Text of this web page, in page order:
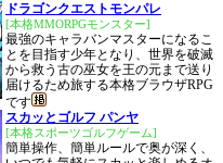
ドラゴンクエストモンパレ
[本格MMORPGモンスター]
最強のキャラバンマスターになるこ
とを目指す少年となり、世界を破滅
から救う古の巫女を王の元まで送り
届けるため旅する本格ブラウザRPG
です
スカッとゴルフ パンヤ
[本格スポーツゴルフゲーム]
簡単操作、簡単ルールで奥が深く、